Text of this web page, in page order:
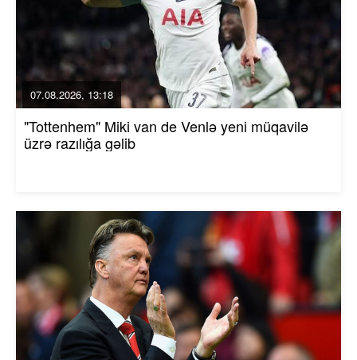
07.08.2026, 13:18
"Tottenhem" Miki van de Venlə yeni müqavilə
üzrə razılığa gəlib